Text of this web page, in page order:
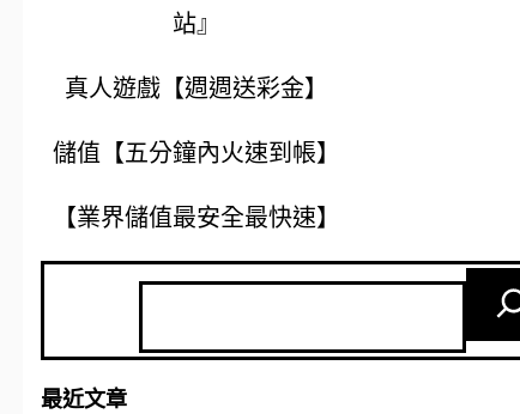
站』
真人遊戲【週週送彩金】
儲值【五分鐘內火速到帳】
【業界儲值最安全最快速】
最近文章